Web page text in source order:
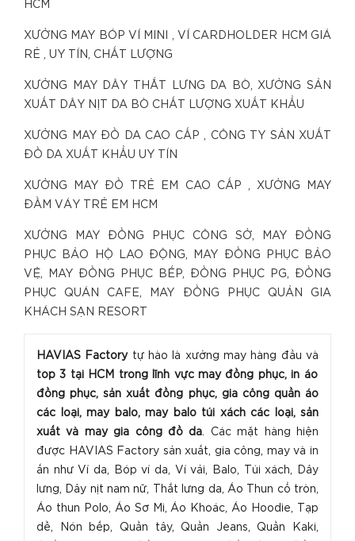
HCM
XƯỞNG MAY BÓP VÍ MINI , VÍ CARDHOLDER HCM GIÁ
RẺ , UY TÍN, CHẤT LƯỢNG
XƯỞNG MAY DÂY THẮT LƯNG DA BÒ, XƯỞNG SẢN
XUẤT DÂY NỊT DA BÒ CHẤT LƯỢNG XUẤT KHẨU
XƯỞNG MAY ĐỒ DA CAO CẤP , CÔNG TY SẢN XUẤT
ĐỒ DA XUẤT KHẨU UY TÍN
XƯỞNG MAY ĐỒ TRẺ EM CAO CẤP , XƯỞNG MAY
ĐẦM VÁY TRẺ EM HCM
XƯỞNG MAY ĐỒNG PHỤC CÔNG SỞ, MAY ĐỒNG
PHỤC BẢO HỘ LAO ĐỘNG, MAY ĐỒNG PHỤC BẢO
VỆ, MAY ĐỒNG PHỤC BẾP, ĐỒNG PHỤC PG, ĐỒNG
PHỤC QUÁN CAFE, MAY ĐỒNG PHỤC QUẢN GIA
KHÁCH SẠN RESORT
HAVIAS Factory tự hào là xưởng may hàng đầu và
top 3 tại HCM trong lĩnh vực may đồng phục, in áo
đồng phục, sản xuất đồng phục, gia công quần áo
các loại, may balo, may balo túi xách các loại, sản
xuất và may gia công đồ da . Các mặt hàng hiện
được HAVIAS Factory sản xuất, gia công, may và in
ấn như Ví da, Bóp ví da, Ví vải, Balo, Túi xách, Dây
lưng, Dây nịt nam nữ, Thắt lưng da, Áo Thun cổ tròn,
Áo thun Polo, Áo Sơ Mi, Áo Khoác, Áo Hoodie, Tạp
dề, Nón bếp, Quần tây, Quần Jeans, Quần Kaki,